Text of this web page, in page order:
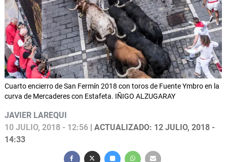
Cuarto encierro de San Fermín 2018 con toros de Fuente Ymbro en la
curva de Mercaderes con Estafeta. IÑIGO ALZUGARAY
JAVIER LAREQUI
10 JULIO, 2018 - 12:56 | ACTUALIZADO: 12 JULIO, 2018 -
14:33